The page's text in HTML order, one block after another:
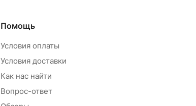
Помощь
Условия оплаты
Условия доставки
Как нас найти
Вопрос-ответ